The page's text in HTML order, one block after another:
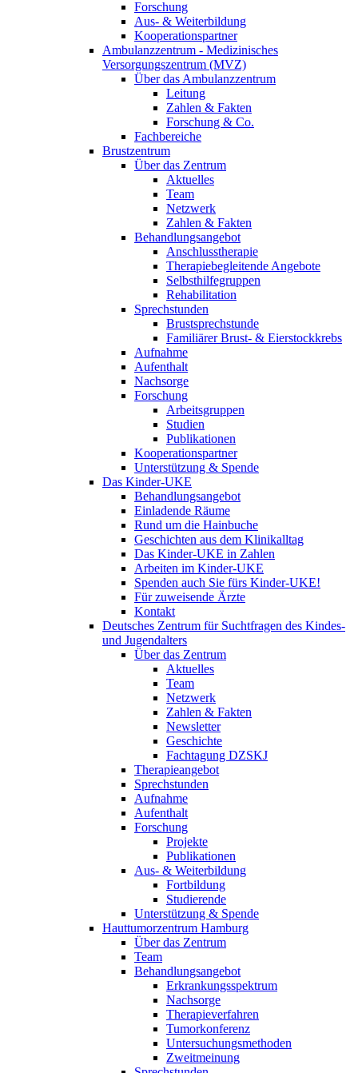
Forschung
Aus- & Weiterbildung
Kooperationspartner
Ambulanzzentrum - Medizinisches
Versorgungszentrum (MVZ)
Über das Ambulanzzentrum
Leitung
Zahlen & Fakten
Forschung & Co.
Fachbereiche
Brustzentrum
Über das Zentrum
Aktuelles
Team
Netzwerk
Zahlen & Fakten
Behandlungsangebot
Anschlusstherapie
Therapiebegleitende Angebote
Selbsthilfegruppen
Rehabilitation
Sprechstunden
Brustsprechstunde
Familiärer Brust- & Eierstockkrebs
Aufnahme
Aufenthalt
Nachsorge
Forschung
Arbeitsgruppen
Studien
Publikationen
Kooperationspartner
Unterstützung & Spende
Das Kinder-UKE
Behandlungsangebot
Einladende Räume
Rund um die Hainbuche
Geschichten aus dem Klinikalltag
Das Kinder-UKE in Zahlen
Arbeiten im Kinder-UKE
Spenden auch Sie fürs Kinder-UKE!
Für zuweisende Ärzte
Kontakt
Deutsches Zentrum für Suchtfragen des Kindes-
und Jugendalters
Über das Zentrum
Aktuelles
Team
Netzwerk
Zahlen & Fakten
Newsletter
Geschichte
Fachtagung DZSKJ
Therapieangebot
Sprechstunden
Aufnahme
Aufenthalt
Forschung
Projekte
Publikationen
Aus- & Weiterbildung
Fortbildung
Studierende
Unterstützung & Spende
Hauttumorzentrum Hamburg
Über das Zentrum
Team
Behandlungsangebot
Erkrankungsspektrum
Nachsorge
Therapieverfahren
Tumorkonferenz
Untersuchungsmethoden
Zweitmeinung